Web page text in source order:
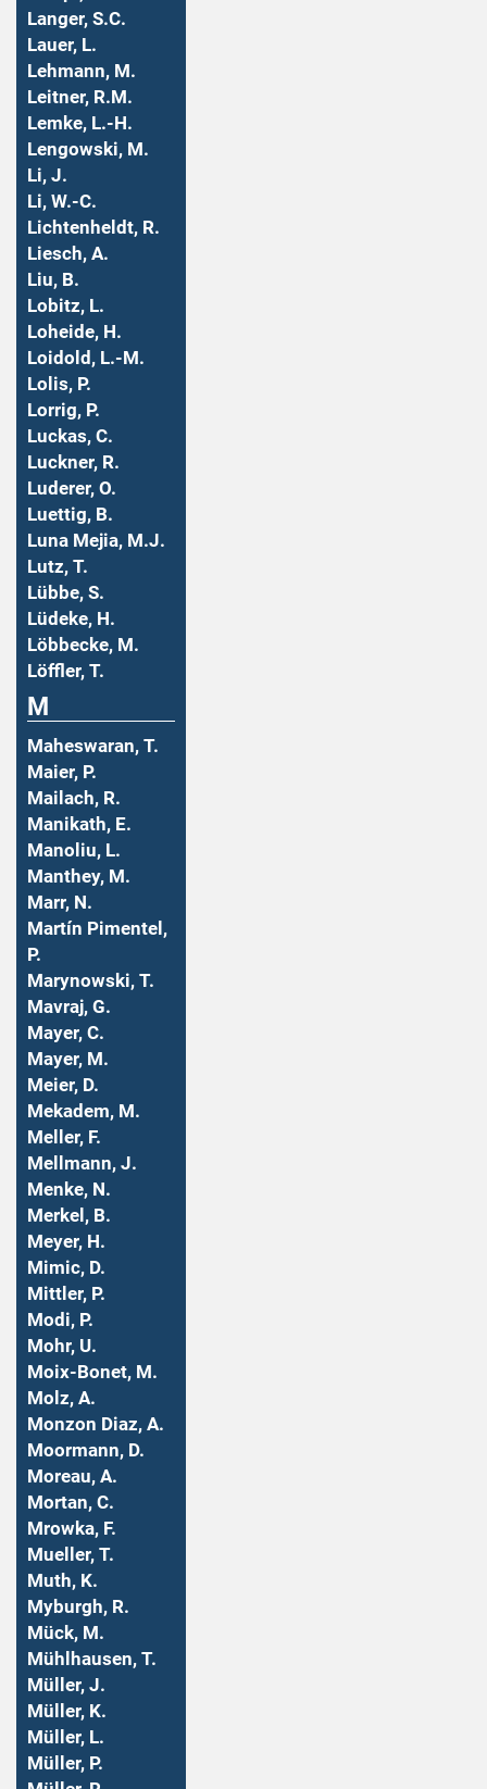
Langer, S.C.
Lauer, L.
Lehmann, M.
Leitner, R.M.
Lemke, L.-H.
Lengowski, M.
Li, J.
Li, W.-C.
Lichtenheldt, R.
Liesch, A.
Liu, B.
Lobitz, L.
Loheide, H.
Loidold, L.-M.
Lolis, P.
Lorrig, P.
Luckas, C.
Luckner, R.
Luderer, O.
Luettig, B.
Luna Mejia, M.J.
Lutz, T.
Lübbe, S.
Lüdeke, H.
Löbbecke, M.
Löffler, T.
M
Maheswaran, T.
Maier, P.
Mailach, R.
Manikath, E.
Manoliu, L.
Manthey, M.
Marr, N.
Martín Pimentel,
P.
Marynowski, T.
Mavraj, G.
Mayer, C.
Mayer, M.
Meier, D.
Mekadem, M.
Meller, F.
Mellmann, J.
Menke, N.
Merkel, B.
Meyer, H.
Mimic, D.
Mittler, P.
Modi, P.
Mohr, U.
Moix-Bonet, M.
Molz, A.
Monzon Diaz, A.
Moormann, D.
Moreau, A.
Mortan, C.
Mrowka, F.
Mueller, T.
Muth, K.
Myburgh, R.
Mück, M.
Mühlhausen, T.
Müller, J.
Müller, K.
Müller, L.
Müller, P.